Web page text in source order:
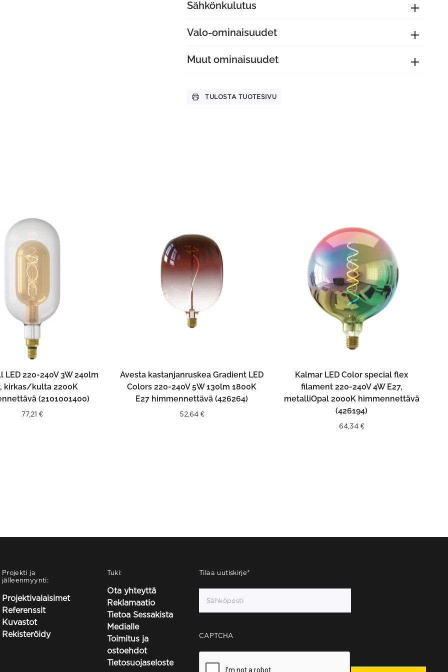
Sähkönkulutus
Valo-ominaisuudet
Muut ominaisuudet
TULOSTA TUOTESIVU
OSTOSKORIIN
LED 220-240V 3W 240lm
kirkas/kulta 2200K
(2101001400)
77,21 €
LISÄÄ OSTOSKORIIN
Avesta kastanjanruskea Gradient LED
Colors 220-240V 5W 130lm 1800K
E27 himmennettävä (426264)
52,64 €
LISÄÄ OSTOSKORIIN
Kalmar LED Color special flex
filament 220-240V 4W E27,
metalliOpal 2000K himmennettävä
(426194)
64,34 €
Projekti ja
jälleenmyynti:
Projektivalaisimet
Referenssit
Kuvastot
Rekisteröidy
Tuki:
Ota yhteyttä
Reklamaatio
Tietoa Sessakista
Medialle
Toimitus ja
ostoehdot
Tietosuojaseloste
Tilaa uutiskirje*
CAPTCHA